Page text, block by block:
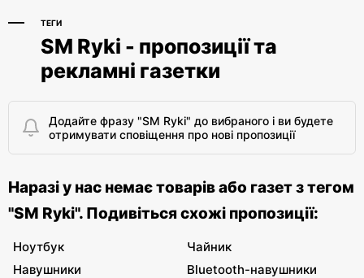
ТЕГИ
SM Ryki - пропозиції та
рекламні газетки
Додайте фразу "SM Ryki" до вибраного і ви будете
отримувати сповіщення про нові пропозиції
Наразі у нас немає товарів або газет з тегом
"SM Ryki". Подивіться схожі пропозиції:
Ноутбук
Чайник
Навушники
Bluetooth-навушники